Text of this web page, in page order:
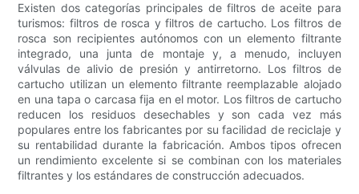
Existen dos categorías principales de filtros de aceite para
turismos: filtros de rosca y filtros de cartucho. Los filtros de
rosca son recipientes autónomos con un elemento filtrante
integrado, una junta de montaje y, a menudo, incluyen
válvulas de alivio de presión y antirretorno. Los filtros de
cartucho utilizan un elemento filtrante reemplazable alojado
en una tapa o carcasa fija en el motor. Los filtros de cartucho
reducen los residuos desechables y son cada vez más
populares entre los fabricantes por su facilidad de reciclaje y
su rentabilidad durante la fabricación. Ambos tipos ofrecen
un rendimiento excelente si se combinan con los materiales
filtrantes y los estándares de construcción adecuados.